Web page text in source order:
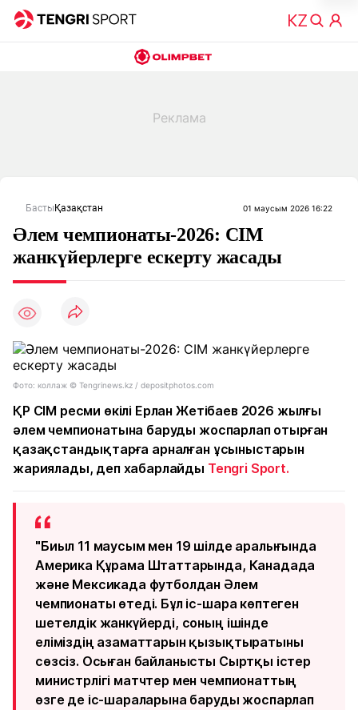
БастыҚазақстан 01 маусым 2026 16:22
Әлем чемпионаты-2026: СІМ
жанкүйерлерге ескерту жасады
Фото: коллаж © Tengrinews.kz / depositphotos.com
ҚР СІМ ресми өкілі Ерлан Жетібаев 2026 жылғы
әлем чемпионатына баруды жоспарлап отырған
қазақстандықтарға арналған ұсыныстарын
жариялады, деп хабарлайды Tengri Sport.
"Биыл 11 маусым мен 19 шілде аралығында
Америка Құрама Штаттарында, Канадада
және Мексикада футболдан Әлем
чемпионаты өтеді. Бұл іс-шара көптеген
шетелдік жанкүйерді, соның ішінде
еліміздің азаматтарын қызықтыратыны
сөзсіз. Осыған байланысты Сыртқы істер
министрлігі матчтер мен чемпионаттың
өзге де іс-шараларына баруды жоспарлап